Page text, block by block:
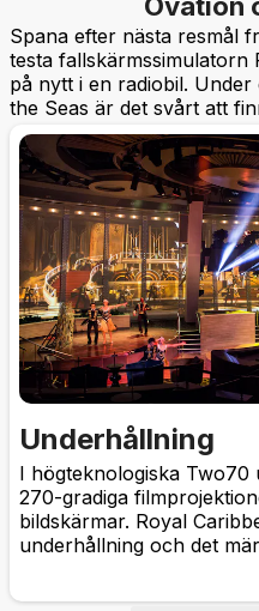
Spana efter nästa resmål
testa
på nytt i en radiobil.
the Seas är det svårt att
Underhållning
I högteknologiska
270-gradiga
bildskärmar. Royal
underhållning och det